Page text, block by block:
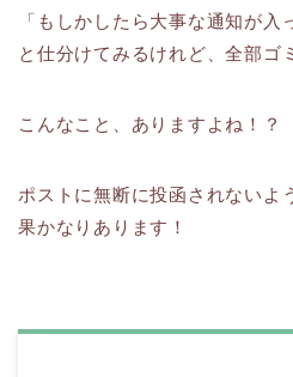
「もしかしたら大事な通知が入
と仕分けてみるけれど、全部
こんなこと、ありますよね！？
ポストに無断に投函されないよ
果かなりあります！